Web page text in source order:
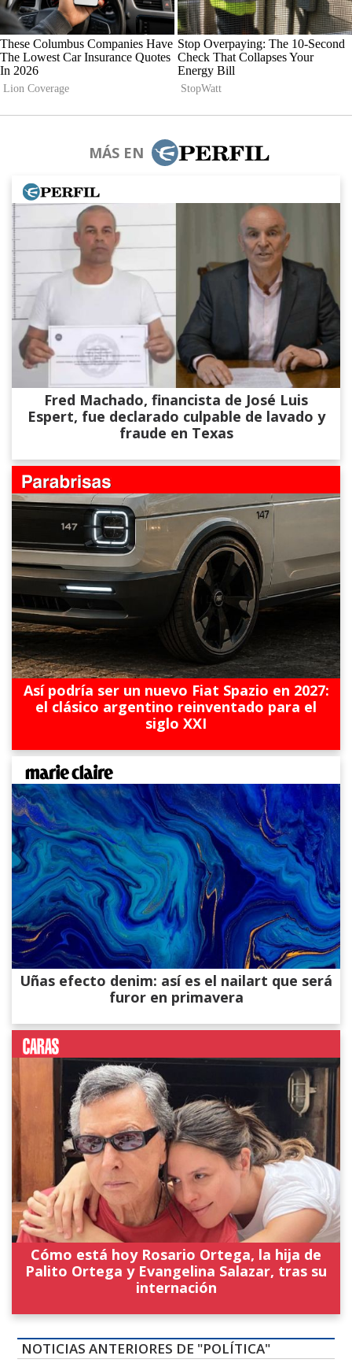
MÁS EN
Fred Machado, financista de José Luis
Espert, fue declarado culpable de lavado y
fraude en Texas
Así podría ser un nuevo Fiat Spazio en 2027:
el clásico argentino reinventado para el
siglo XXI
Uñas efecto denim: así es el nailart que será
furor en primavera
Cómo está hoy Rosario Ortega, la hija de
Palito Ortega y Evangelina Salazar, tras su
internación
NOTICIAS ANTERIORES DE "POLÍTICA"